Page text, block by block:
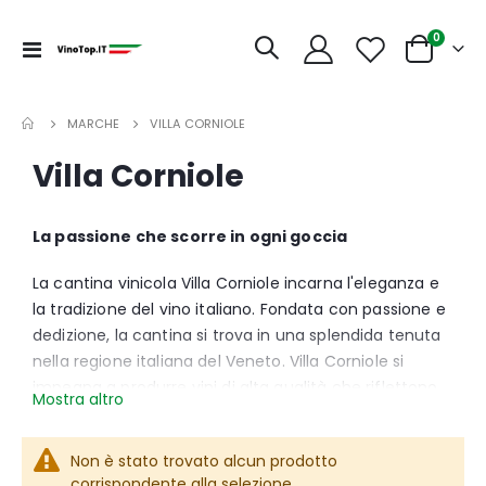
Toggle
Cart
0articoli
MARCHE VILLA CORNIOLE
Villa Corniole
La passione che scorre in ogni goccia
La cantina vinicola Villa Corniole incarna l'eleganza e
la tradizione del vino italiano. Fondata con passione e
dedizione, la cantina si trova in una splendida tenuta
nella regione italiana del Veneto. Villa Corniole si
impegna a produrre vini di alta qualità che riflettono
tradizionali e l'attenzione ai dettagli, i loro vini
esprimono il carattere e la personalità delle uve
Mostra altro
Non è stato trovato alcun prodotto